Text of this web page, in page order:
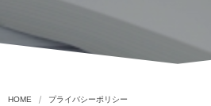
HOME プライバシーポリシー